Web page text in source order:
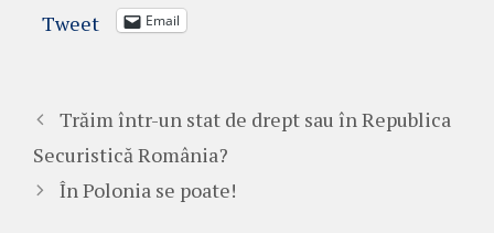
Tweet Email
Trăim într-un stat de drept sau în Republica
Securistică România?
În Polonia se poate!